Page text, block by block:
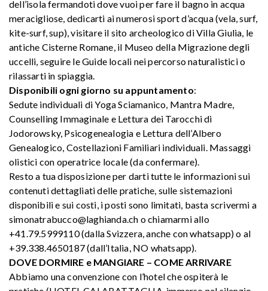
dell’isola fermandoti dove vuoi per fare il bagno in acqua
meracigliose, dedicarti ai numerosi sport d’acqua (vela, surf,
kite-surf, sup), visitare il sito archeologico di Villa Giulia, le
antiche Cisterne Romane, il Museo della Migrazione degli
uccelli, seguire le Guide locali nei percorso naturalistici o
rilassarti in spiaggia.
Disponibili ogni giorno su appuntamento:
Sedute individuali di Yoga Sciamanico, Mantra Madre,
Counselling Immaginale e Lettura dei Tarocchi di
Jodorowsky, Psicogenealogia e Lettura dell’Albero
Genealogico, Costellazioni Familiari individuali. Massaggi
olistici con operatrice locale (da confermare).
Resto a tua disposizione per darti tutte le informazioni sui
contenuti dettagliati delle pratiche, sulle sistemazioni
disponibili e sui costi, i posti sono limitati, basta scrivermi a
simonatrabucco@laghianda.ch o chiamarmi allo
+41.79.5999110 (dalla Svizzera, anche con whatsapp) o al
+39.338.4650187 (dall’Italia, NO whatsapp).
DOVE DORMIRE e MANGIARE – COME ARRIVARE
Abbiamo una convenzione con l’hotel che ospiterà le